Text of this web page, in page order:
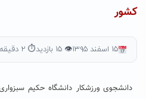
کشور
۱۵ اسفند ۱۳۹۵ 👁 ۱۵ بازدید ⏱ ۲ دقیقه مطالعه
دانشجوی ورزشکار دانشگاه حکیم